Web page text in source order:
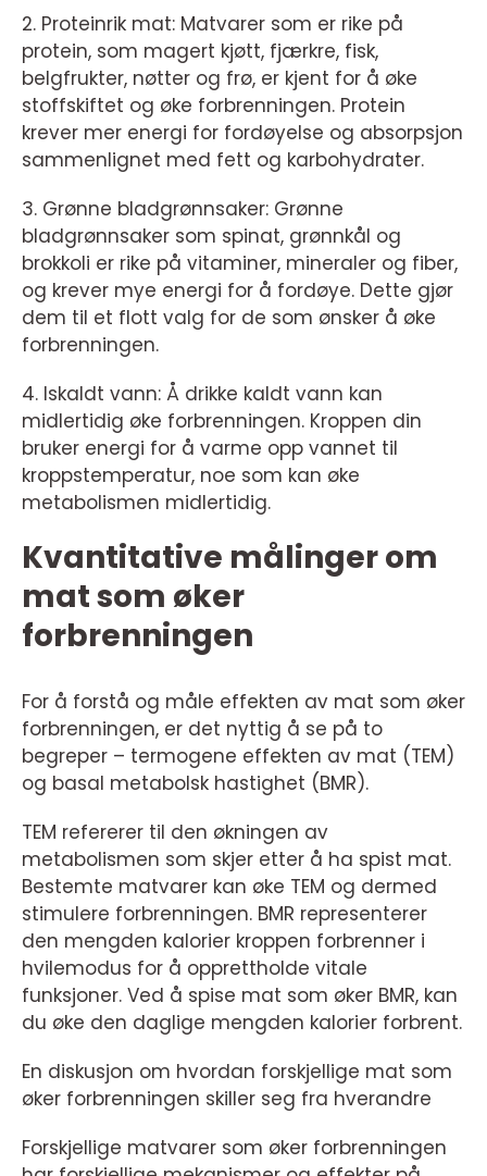
2. Proteinrik mat: Matvarer som er rike på
protein, som magert kjøtt, fjærkre, fisk,
belgfrukter, nøtter og frø, er kjent for å øke
stoffskiftet og øke forbrenningen. Protein
krever mer energi for fordøyelse og absorpsjon
sammenlignet med fett og karbohydrater.
3. Grønne bladgrønnsaker: Grønne
bladgrønnsaker som spinat, grønnkål og
brokkoli er rike på vitaminer, mineraler og fiber,
og krever mye energi for å fordøye. Dette gjør
dem til et flott valg for de som ønsker å øke
forbrenningen.
4. Iskaldt vann: Å drikke kaldt vann kan
midlertidig øke forbrenningen. Kroppen din
bruker energi for å varme opp vannet til
kroppstemperatur, noe som kan øke
metabolismen midlertidig.
Kvantitative målinger om
mat som øker
forbrenningen
For å forstå og måle effekten av mat som øker
forbrenningen, er det nyttig å se på to
begreper – termogene effekten av mat (TEM)
og basal metabolsk hastighet (BMR).
TEM refererer til den økningen av
metabolismen som skjer etter å ha spist mat.
Bestemte matvarer kan øke TEM og dermed
stimulere forbrenningen. BMR representerer
den mengden kalorier kroppen forbrenner i
hvilemodus for å opprettholde vitale
funksjoner. Ved å spise mat som øker BMR, kan
du øke den daglige mengden kalorier forbrent.
En diskusjon om hvordan forskjellige mat som
øker forbrenningen skiller seg fra hverandre
Forskjellige matvarer som øker forbrenningen